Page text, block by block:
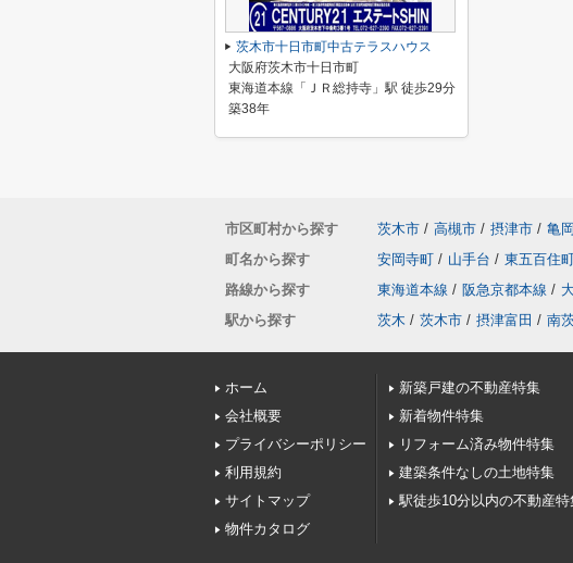
茨木市十日市町中古テラスハウス
大阪府茨木市十日市町
東海道本線「ＪＲ総持寺」駅 徒歩29分
築38年
市区町村から探す 茨木市 / 高槻市 / 摂津市 / 亀
町名から探す
安岡寺町 / 山手台 / 東五百住
路線から探す
東海道本線 / 阪急京都本線 /
駅から探す
茨木 / 茨木市 / 摂津富田 / 南
ホーム
会社概要
プライバシーポリシー
利用規約
サイトマップ
物件カタログ
新築戸建の不動産特集
新着物件特集
リフォーム済み物件特集
建築条件なしの土地特集
駅徒歩10分以内の不動産特